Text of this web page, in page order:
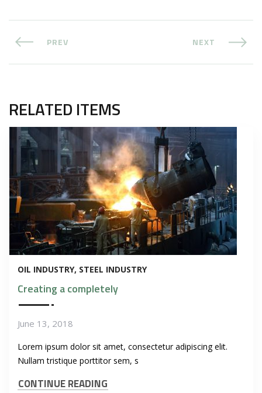
PREV NEXT
RELATED ITEMS
OIL INDUSTRY STEEL INDUSTRY
Creating a completely
June 13, 2018
Lorem ipsum dolor sit amet, consectetur adipiscing elit.
Nullam tristique porttitor sem, s
CONTINUE READING